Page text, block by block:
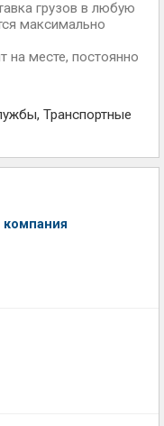
грузов в любую
максимально
на месте, постоянно
Транспортные
компания